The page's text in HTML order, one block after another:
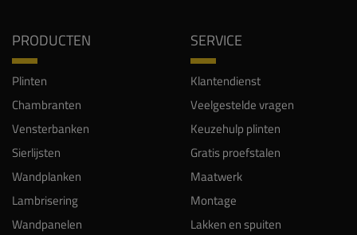
PRODUCTEN
Plinten
Chambranten
Vensterbanken
Sierlijsten
Wandplanken
Lambrisering
Wandpanelen
SERVICE
Klantendienst
Veelgestelde vragen
Keuzehulp plinten
Gratis proefstalen
Maatwerk
Montage
Lakken en spuiten